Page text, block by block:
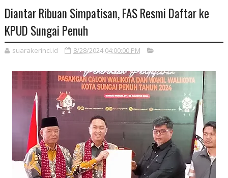
Diantar Ribuan Simpatisan, FAS Resmi Daftar ke
KPUD Sungai Penuh
suarakerinci.id 8/28/2024 04:00:00 PM